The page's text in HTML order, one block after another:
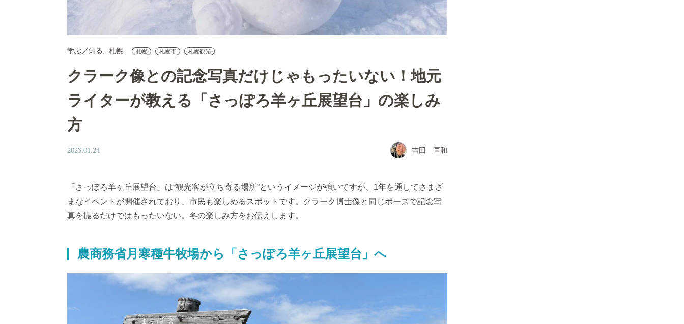
学ぶ／知る 札幌 札幌 札幌市 札幌観光
クラーク像との記念写真だけじゃもったいない！地元
ライターが教える「さっぽろ羊ヶ丘展望台」の楽しみ
方
2023.01.24 吉田 匡和
「さっぽろ羊ヶ丘展望台」は“観光客が立ち寄る場所”というイメージが強いですが、1年を通してさまざ
まなイベントが開催されており、市民も楽しめるスポットです。クラーク博士像と同じポーズで記念写
真を撮るだけではもったいない。冬の楽しみ方をお伝えします。
農商務省月寒種牛牧場から「さっぽろ羊ヶ丘展望台」へ